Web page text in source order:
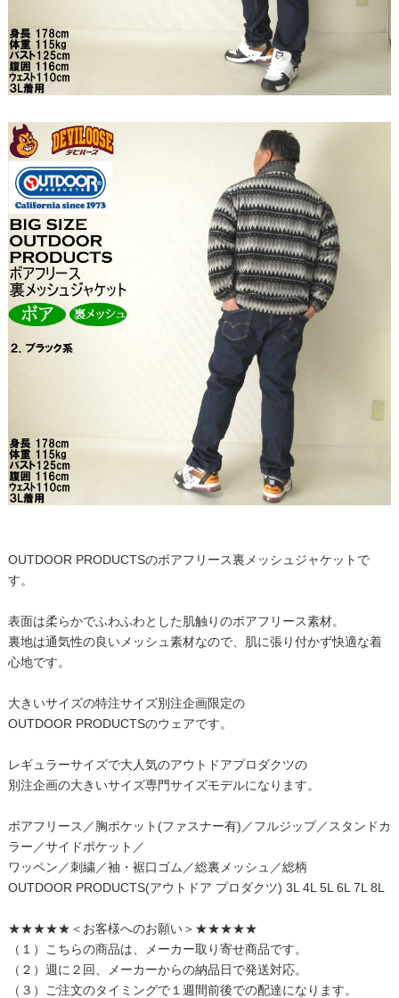
OUTDOOR PRODUCTSのボアフリース裏メッシュジャケットで
す。
表面は柔らかでふわふわとした肌触りのボアフリース素材。
裏地は通気性の良いメッシュ素材なので、肌に張り付かず快適な着
心地です。
大きいサイズの特注サイズ別注企画限定の
OUTDOOR PRODUCTSのウェアです。
レギュラーサイズで大人気のアウトドアプロダクツの
別注企画の大きいサイズ専門サイズモデルになります。
ボアフリース／胸ポケット(ファスナー有)／フルジップ／スタンドカ
ラー／サイドポケット／
ワッペン／刺繍／袖・裾口ゴム／総裏メッシュ／総柄
OUTDOOR PRODUCTS(アウトドア プロダクツ) 3L 4L 5L 6L 7L 8L
★★★★★＜お客様へのお願い＞★★★★★
（１）こちらの商品は、メーカー取り寄せ商品です。
（２）週に２回、メーカーからの納品日で発送対応。
（３）ご注文のタイミングで１週間前後での配達になります。